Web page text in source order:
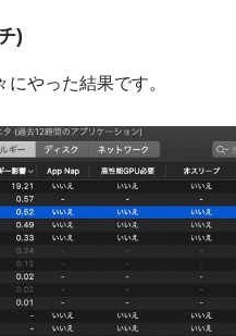
)
やった結果です。